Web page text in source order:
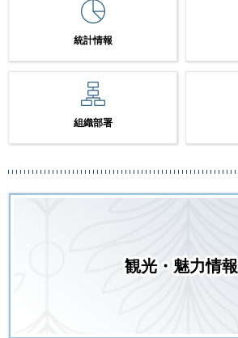
統計情報
組織部署
観光・魅力情報